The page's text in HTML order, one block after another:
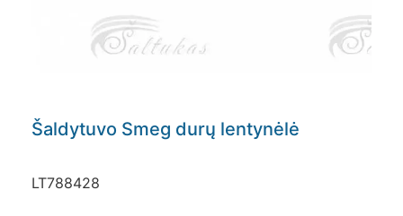
Šaldytuvo Smeg durų lentynėlė
LT788428